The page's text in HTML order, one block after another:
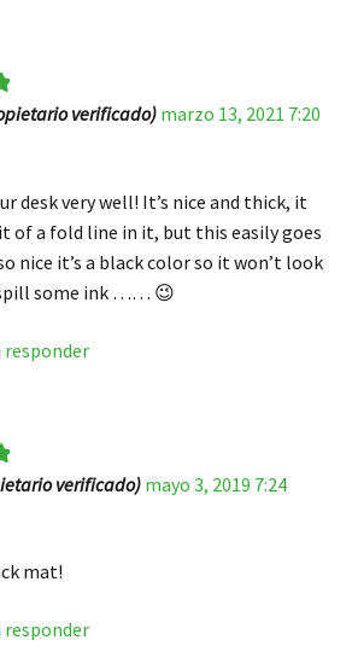
5
verificado) marzo 13, 2021 7:20
desk very well! It’s nice and thick, it
of a fold line in it, but this easily goes
nice it’s a black color so it won’t look
some ink …… 😉
responder
5
verificado) mayo 3, 2019 7:24
mat!
responder